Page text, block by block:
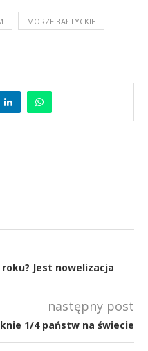
MORZE BAŁTYCKIE
Jest nowelizacja
następny post
1/4 państw na świecie